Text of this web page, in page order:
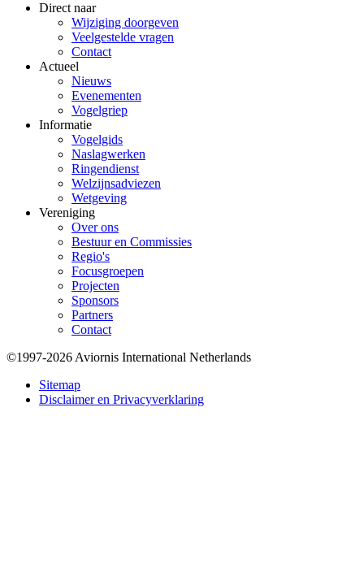
Direct naar
Wijziging doorgeven
Veelgestelde vragen
Contact
Actueel
Nieuws
Evenementen
Vogelgriep
Informatie
Vogelgids
Naslagwerken
Ringendienst
Welzijnsadviezen
Wetgeving
Vereniging
Over ons
Bestuur en Commissies
Regio's
Focusgroepen
Projecten
Sponsors
Partners
Contact
Bottom
©1997-2026 Aviornis International Netherlands
Sitemap
Disclaimer en Privacyverklaring